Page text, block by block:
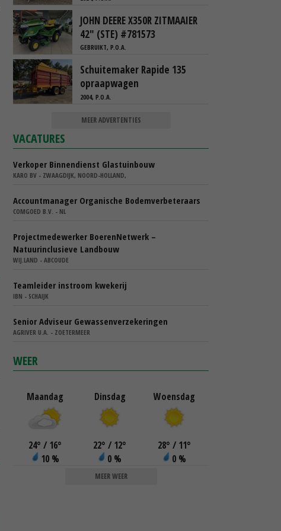
JOHN DEERE X350R ZITMAAIER
42" (STE) #781573
GEBRUIKT, P.O.A.
Schuitemaker Rapide 135
opraapwagen
2004, P.O.A.
MEER ADVERTENTIES
VACATURES
Verkoper Binnendienst Glastuinbouw
KARO BV - ZWAAGDIJK, NOORD-HOLLAND,
Accountmanager Organische Bodemverbeteraars
COMGOED B.V. - NL
Projectmedewerker BoerenNetwerk –
Natuurinclusieve Landbouw
WIJ.LAND - ABCOUDE
Teamleider instroom kwekerij
IBN - SCHAIJK
Senior Adviseur Gewassenverzekeringen
AGRIVER U.A. - ZOETERMEER
WEER
Maandag
24° / 16°
10 %
Dinsdag
22° / 12°
0 %
Woensdag
28° / 11°
0 %
MEER WEER